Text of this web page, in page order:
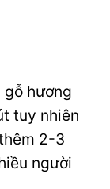
hương
tuy nhiên
2-3
người